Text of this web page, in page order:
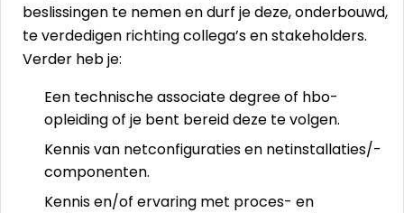
beslissingen te nemen en durf je deze, onderbouwd,
te verdedigen richting collega’s en stakeholders.
Verder heb je:
Een technische associate degree of hbo-
opleiding of je bent bereid deze te volgen.
Kennis van netconfiguraties en netinstallaties/-
componenten.
Kennis en/of ervaring met proces- en